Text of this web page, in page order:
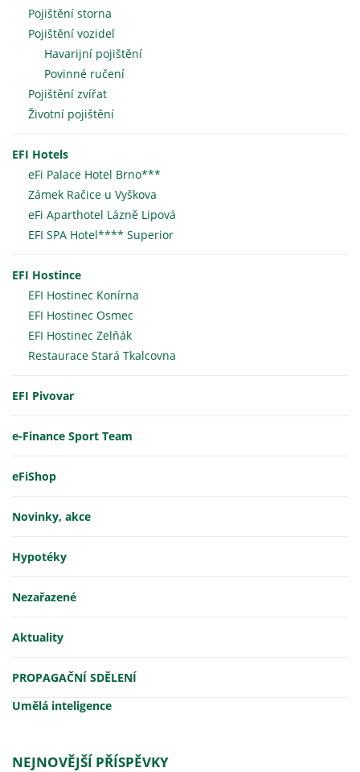
Pojištění storna
Pojištění vozidel
Havarijní pojištění
Povinné ručení
Pojištění zvířat
Životní pojištění
EFI Hotels
eFi Palace Hotel Brno***
Zámek Račice u Vyškova
eFi Aparthotel Lázně Lipová
EFI SPA Hotel**** Superior
EFI Hostince
EFI Hostinec Konírna
EFI Hostinec Osmec
EFI Hostinec Zelňák
Restaurace Stará Tkalcovna
EFI Pivovar
e-Finance Sport Team
eFiShop
Novinky, akce
Hypotéky
Nezařazené
Aktuality
PROPAGAČNÍ SDĚLENÍ
Umělá inteligence
NEJNOVĚJŠÍ PŘÍSPĚVKY